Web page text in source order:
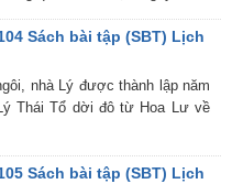
Sách bài tập (SBT) Lịch
nhà Lý được thành lập năm
Thái Tổ dời đô từ Hoa Lư về
Sách bài tập (SBT) Lịch